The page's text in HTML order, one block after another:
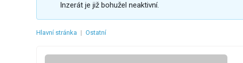
Inzerát je již bohužel neaktivní.
Hlavní stránka | Ostatní